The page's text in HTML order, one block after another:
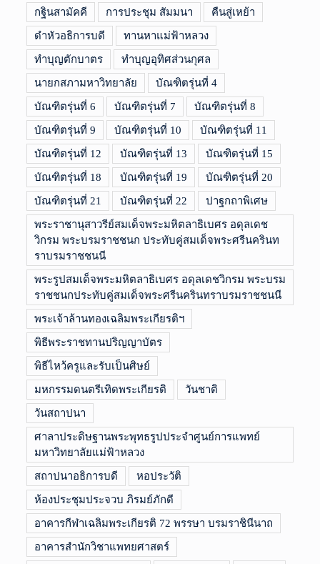
กฐินสามัคคี การประชุม สัมมนา คืนสู่เหย้า
ดำหัวอธิการบดี ทานหาแม่ฟ้าหลวง
ทำบุญตักบาตร ทำบุญอุทิศส่วนกุศล
นายกสภามหาวิทยาลัย บัณฑิตรุ่นที่ 4
บัณฑิตรุ่นที่ 6 บัณฑิตรุ่นที่ 7 บัณฑิตรุ่นที่ 8
บัณฑิตรุ่นที่ 9 บัณฑิตรุ่นที่ 10 บัณฑิตรุ่นที่ 11
บัณฑิตรุ่นที่ 12 บัณฑิตรุ่นที่ 13 บัณฑิตรุ่นที่ 15
บัณฑิตรุ่นที่ 18 บัณฑิตรุ่นที่ 19 บัณฑิตรุ่นที่ 20
บัณฑิตรุ่นที่ 21 บัณฑิตรุ่นที่ 22 ปาฐกถาพิเศษ
พระราชานุสาวรีย์สมเด็จพระมหิตลาธิเบศร อดุลเดช
วิกรม พระบรมราชชนก ประทับคู่สมเด็จพระศรีนครินท
ราบรมราชชนนี
พระรูปสมเด็จพระมหิตลาธิเบศร อดุลเดชวิกรม พระบรม
ราชชนกประทับคู่สมเด็จพระศรีนครินทราบรมราชชนนี
พระเจ้าล้านทองเฉลิมพระเกียรติฯ
พิธีพระราชทานปริญญาบัตร
พิธีไหว้ครูและรับเป็นศิษย์
มหกรรมดนตรีเทิดพระเกียรติ วันชาติ
วันสถาปนา
ศาลาประดิษฐานพระพุทธรูปประจำศูนย์การแพทย์
มหาวิทยาลัยแม่ฟ้าหลวง
สถาปนาอธิการบดี หอประวัติ
ห้องประชุมประจวบ ภิรมย์ภักดี
อาคารกีฬาเฉลิมพระเกียรติ 72 พรรษา บรมราชินีนาถ
อาคารสำนักวิชาแพทยศาสตร์